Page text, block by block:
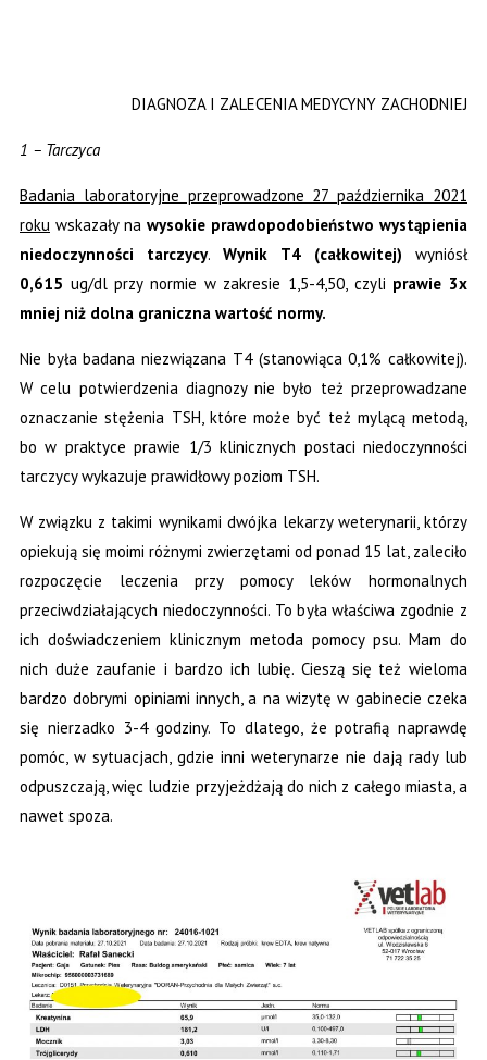
DIAGNOZA I ZALECENIA MEDYCYNY ZACHODNIEJ
1 – Tarczyca
Badania laboratoryjne przeprowadzone 27 października 2021
roku wskazały na wysokie prawdopodobieństwo wystąpienia
niedoczynności tarczycy.Wynik T4 (całkowitej) wyniósł
0,615 ug/dl przy normie w zakresie 1,5-4,50, czyli prawie 3x
mniej niż dolna graniczna wartość normy.
Nie była badana niezwiązana T4 (stanowiąca 0,1% całkowitej).
W celu potwierdzenia diagnozy nie było też przeprowadzane
oznaczanie stężenia TSH, które może być też mylącą metodą,
bo w praktyce prawie 1/3 klinicznych postaci niedoczynności
tarczycy wykazuje prawidłowy poziom TSH.
W związku z takimi wynikami dwójka lekarzy weterynarii, którzy
opiekują się moimi różnymi zwierzętami od ponad 15 lat, zaleciło
rozpoczęcie leczenia przy pomocy leków hormonalnych
przeciwdziałających niedoczynności. To była właściwa zgodnie z
ich doświadczeniem klinicznym metoda pomocy psu. Mam do
nich duże zaufanie i bardzo ich lubię. Cieszą się też wieloma
bardzo dobrymi opiniami innych, a na wizytę w gabinecie czeka
się nierzadko 3-4 godziny. To dlatego, że potrafią naprawdę
pomóc, w sytuacjach, gdzie inni weterynarze nie dają rady lub
odpuszczają, więc ludzie przyjeżdżają do nich z całego miasta, a
nawet spoza.